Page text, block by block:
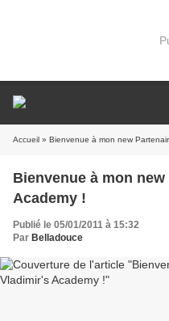
Accueil » Bienvenue à mon new
Bienvenue à mon
Academy !
Publié le 05/01/2011 à 15:32
Par Belladouce